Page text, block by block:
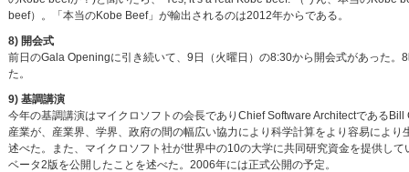
beef）。「本当のKobe Beef」が輸出されるのは2012年からである。
8) 開会式
前日のGala Openingに引き続いて、9日（火曜日）の8:30から開会式があった
た。
9) 基調講演
今年の基調講演はマイクロソフトの会長でありChief Software Architectである
産業が、産業界、学界、政府の間の幅広い協力により科学計算をより容易によ
述べた。また、マイクロソフト社が世界中の10の大学に共同研究資金を提供し
ベータ2版を公開したことを述べた。2006年には正式公開の予定。